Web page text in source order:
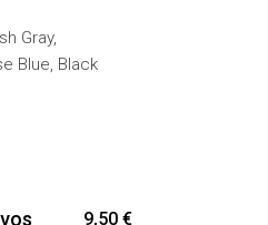
Gray,
Blue, Black
9,50 €